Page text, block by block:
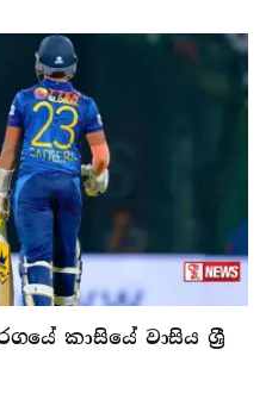
කාසියේ වාසිය ශ්‍රී